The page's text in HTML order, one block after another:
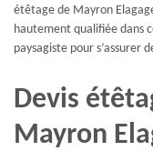
étêtage de Mayron
hautement qualifiée dans
paysagiste pour s’assurer
Devis
Mayron